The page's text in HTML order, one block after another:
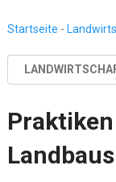
Startseite -
Landbaus